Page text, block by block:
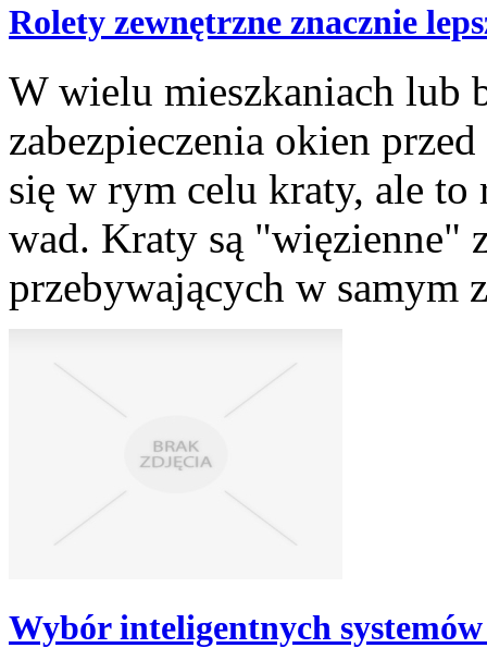
Rolety zewnętrzne znacznie
W wielu mieszkaniach lub
zabezpieczenia okien
się w rym celu kraty, ale to
wad. Kraty są "więzienne"
przebywających w samym
Wybór inteligentnych